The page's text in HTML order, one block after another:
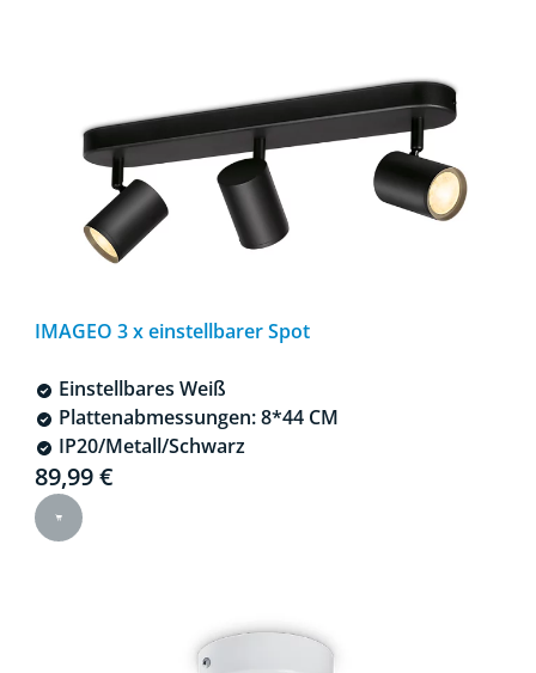
IMAGEO 3 x einstellbarer Spot
Einstellbares Weiß
Plattenabmessungen: 8*44 CM
IP20/Metall/Schwarz
Current price is 89,99 €
89,99 €